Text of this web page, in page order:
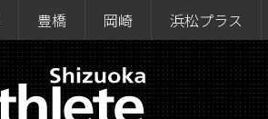
豊橋 岡崎 浜松プラス